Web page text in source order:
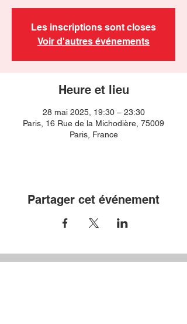
Les inscriptions sont closes
Voir d'autres événements
Heure et lieu
28 mai 2025, 19:30 – 23:30
Paris, 16 Rue de la Michodière, 75009
Paris, France
Partager cet événement